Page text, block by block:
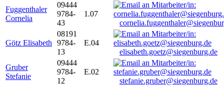
Fuggenthaler
Cornelia
09444
9784-
43
1.07
Götz Elisabeth
08191
9784-
13
E.04
elisabeth.goetz@siegenburg.de
Gruber
Stefanie
09444
9784-
12
E.02
stefanie.gruber@siegenburg.de